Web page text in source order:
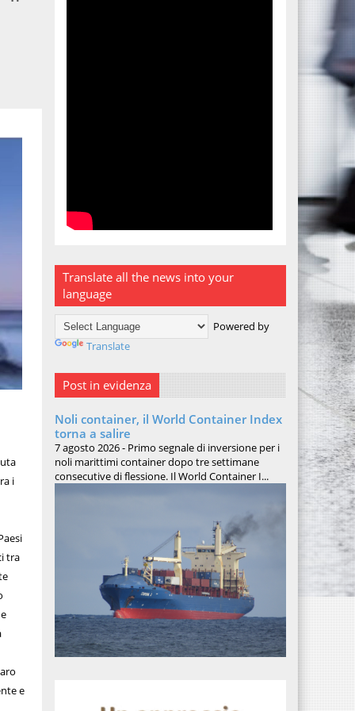
i
tra
e
Translate all the news into your
language
Powered by
Translate
Post in evidenza
Noli container, il World Container Index
torna a salire
7 agosto 2026 - Primo segnale di inversione per i
noli marittimi container dopo tre settimane
consecutive di flessione. Il World Container I...